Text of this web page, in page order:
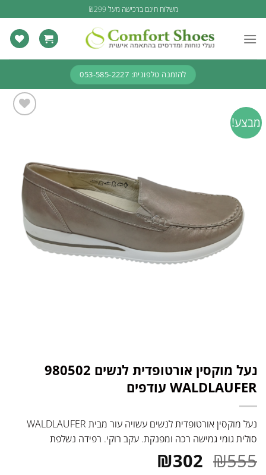
to
content
משלוח חינם ברכישה מעל ₪299
להזמנה טלפונית: 053-585-2227
מבצע!
נעל מוקסין אורטופדית לנשים 980502
WALDLAUFER עודפים
נעל מוקסין אורטופדית לנשים עשויה עור מבית WALDLAUFER
סולית גומי גמישה רכה ומפנקת. עקב רוקי. רפידה נשלפת
₪555 המחיר
₪302